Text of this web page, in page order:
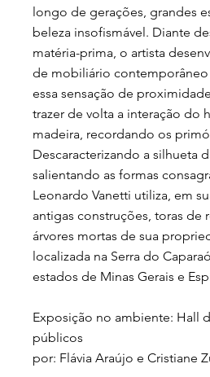
longo de gerações, grandes
beleza insofismável. Diante
matéria-prima, o artista
de mobiliário
essa sensação de
trazer de volta a interação do
madeira, recordando os
Descaracterizando a silhueta
salientando as formas
Leonardo Vanetti utiliza, em
antigas construções, toras de
árvores mortas de sua
localizada na Serra do
estados de Minas Gerais e
Exposição no ambiente: Hall
públicos
por: Flávia Araújo e Cristiane